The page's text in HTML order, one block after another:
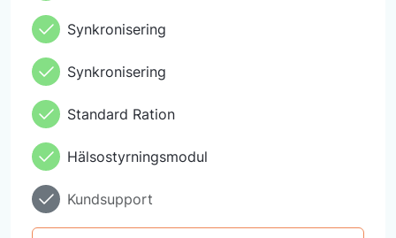
Synkronisering
Synkronisering
Standard Ration
Hälsostyrningsmodul
Kundsupport